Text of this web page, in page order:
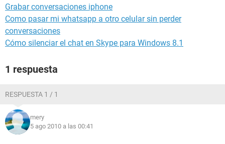
Grabar conversaciones iphone
Como pasar mi whatsapp a otro celular sin perder
conversaciones
Cómo silenciar el chat en Skype para Windows 8.1
1 respuesta
RESPUESTA 1 / 1
mery
5 ago 2010 a las 00:41